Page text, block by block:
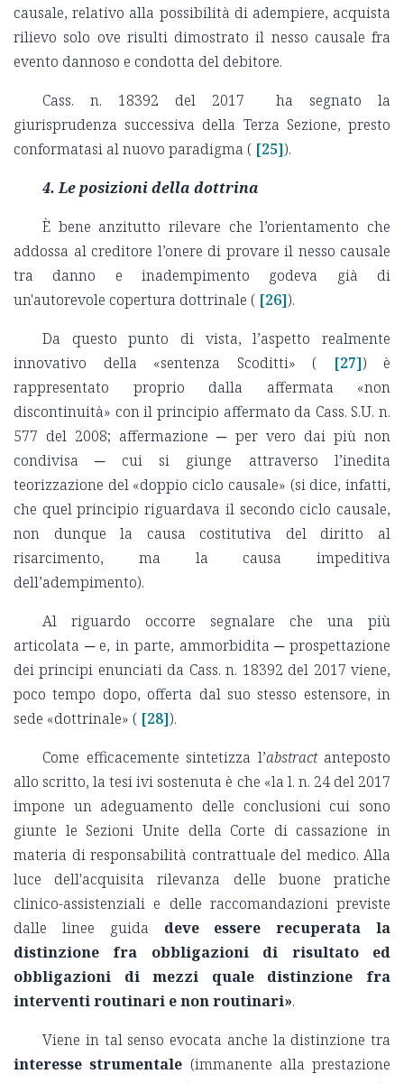
causale, relativo alla possibilità di adempiere, acquista
rilievo solo ove risulti dimostrato il nesso causale fra
evento dannoso e condotta del debitore.
Cass. n. 18392 del 2017 ha segnato la
giurisprudenza successiva della Terza Sezione, presto
conformatasi al nuovo paradigma ( [25]).
4. Le posizioni della dottrina
È bene anzitutto rilevare che l’orientamento che
addossa al creditore l’onere di provare il nesso causale
tra danno e inadempimento godeva già di
un'autorevole copertura dottrinale ( [26]).
Da questo punto di vista, l’aspetto realmente
innovativo della «sentenza Scoditti» (
[27]) è
rappresentato proprio dalla affermata «non
discontinuità» con il principio affermato da Cass. S.U. n.
577 del 2008; affermazione ─ per vero dai più non
condivisa ─ cui si giunge attraverso l’inedita
teorizzazione del «doppio ciclo causale» (si dice, infatti,
che quel principio riguardava il secondo ciclo causale,
non dunque la causa costitutiva del diritto al
risarcimento, ma la causa impeditiva
dell’adempimento).
Al riguardo occorre segnalare che una più
articolata ─ e, in parte, ammorbidita ─ prospettazione
dei principi enunciati da Cass. n. 18392 del 2017 viene,
poco tempo dopo, offerta dal suo stesso estensore, in
sede «dottrinale» ( [28]).
Come efficacemente sintetizza l’abstractanteposto
allo scritto, la tesi ivi sostenuta è che «la l. n. 24 del 2017
impone un adeguamento delle conclusioni cui sono
giunte le Sezioni Unite della Corte di cassazione in
materia di responsabilità contrattuale del medico. Alla
luce dell'acquisita rilevanza delle buone pratiche
clinico-assistenziali e delle raccomandazioni previste
dalle linee guida deve essere recuperata la
distinzione fra obbligazioni di risultato ed
obbligazioni di mezzi quale distinzione fra
interventi routinari e non routinari».
Viene in tal senso evocata anche la distinzione tra
interesse strumentale (immanente alla prestazione